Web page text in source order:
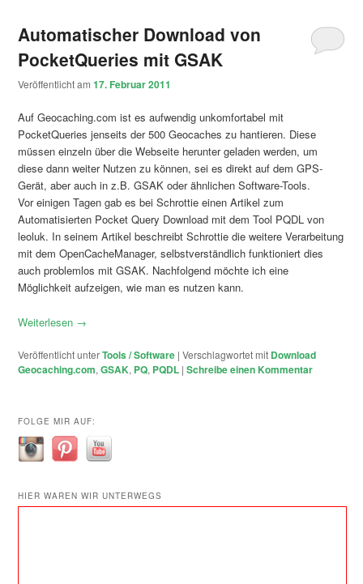
Automatischer Download von
PocketQueries mit GSAK
Veröffentlicht am17. Februar 2011
Auf Geocaching.com ist es aufwendig unkomfortabel mit
PocketQueries jenseits der 500 Geocaches zu hantieren. Diese
müssen einzeln über die Webseite herunter geladen werden, um
diese dann weiter Nutzen zu können, sei es direkt auf dem GPS-
Gerät, aber auch in z.B. GSAK oder ähnlichen Software-Tools.
Vor einigen Tagen gab es bei Schrottie einen Artikel zum
Automatisierten Pocket Query Download mit dem Tool PQDL von
leoluk. In seinem Artikel beschreibt Schrottie die weitere Verarbeitung
mit dem OpenCacheManager, selbstverständlich funktioniert dies
auch problemlos mit GSAK. Nachfolgend möchte ich eine
Möglichkeit aufzeigen, wie man es nutzen kann.
Weiterlesen →
Veröffentlicht unterTools / Software |Verschlagwortet mit Download
Geocaching.com,GSAK, PQ, PQDL |Schreibe einen Kommentar
FOLGE MIR AUF:
HIER WAREN WIR UNTERWEGS